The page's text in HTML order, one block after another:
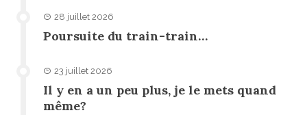
28 juillet 2026
Poursuite du train-train…
23 juillet 2026
Il y en a un peu plus, je le mets quand
même?